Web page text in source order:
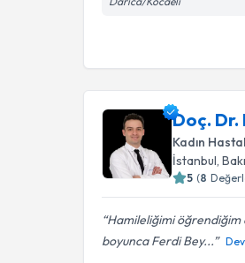
Doç. Dr.
Kadın
İstanbul ,
5 (8
Hamileliğimi
boyunca Ferdi Bey...